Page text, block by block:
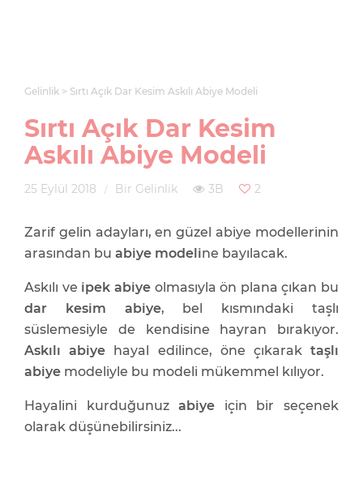
Gelinlik Sırtı Açık Dar Kesim Askılı Abiye Modeli
Sırtı Açık Dar Kesim
Askılı Abiye Modeli
25 Eylül 2018 Bir Gelinlik 3B 2
Zarif gelin adayları, en güzel abiye modellerinin
arasından bu abiye modeline bayılacak.
Askılı ve ipek abiyeolmasıyla ön plana çıkan bu
dar kesim abiye, bel kısmındaki taşlı
süslemesiyle de kendisine hayran bırakıyor.
Askılı abiye hayal edilince, öne çıkaraktaşlı
abiye modeliyle bu modeli mükemmel kılıyor.
Hayalini kurduğunuzabiye için bir seçenek
olarak düşünebilirsiniz...